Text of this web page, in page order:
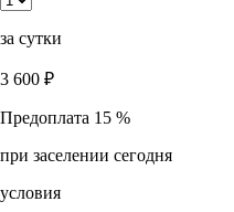
за сутки
3 600 ₽
Предоплата 15 %
при заселении сегодня
условия